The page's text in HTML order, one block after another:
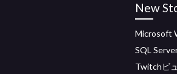
New
Microsoft
SQL
Twitchビ